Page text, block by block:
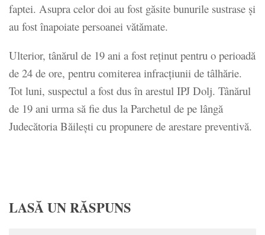
faptei. Asupra celor doi au fost găsite bunurile sustrase şi
au fost înapoiate persoanei vătămate.
Ulterior, tânărul de 19 ani a fost reţinut pentru o perioadă
de 24 de ore, pentru comiterea infracţiunii de tâlhărie.
Tot luni, suspectul a fost dus în arestul IPJ Dolj. Tânărul
de 19 ani urma să fie dus la Parchetul de pe lângă
Judecătoria Băileşti cu propunere de arestare preventivă.
LASĂ UN RĂSPUNS